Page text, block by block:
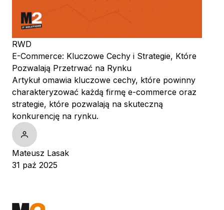
RWD
E-Commerce: Kluczowe Cechy i Strategie, Które
Pozwalają Przetrwać na Rynku
Artykuł omawia kluczowe cechy, które powinny
charakteryzować każdą firmę e-commerce oraz
strategie, które pozwalają na skuteczną
konkurencję na rynku.
Mateusz Lasak
31 paź 2025